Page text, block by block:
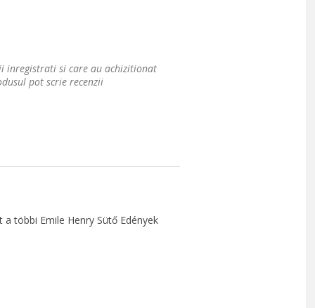
inregistrati si care au achizitionat
pot scrie recenzii
többi Emile Henry Sütő Edények